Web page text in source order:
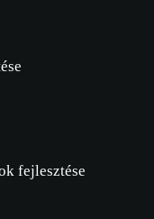
fejlesztése